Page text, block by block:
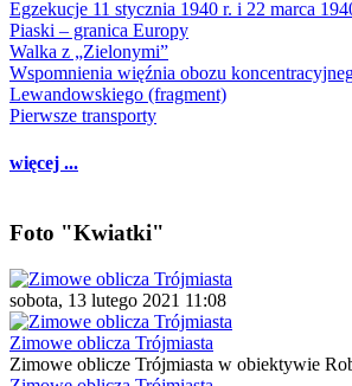
Egzekucje 11 stycznia 1940 r. i 22 marca
Piaski – granica Europy
Walka z „Zielonymi”
Wspomnienia więźnia obozu
Lewandowskiego (fragment)
Pierwsze transporty
więcej ...
Foto "Kwiatki"
sobota, 13 lutego 2021 11:08
Zimowe oblicza Trójmiasta
Zimowe oblicze Trójmiasta w obiektywie